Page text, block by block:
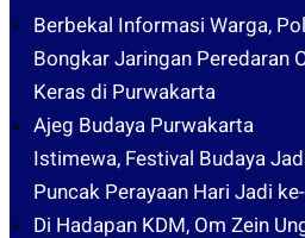
Berbekal Informasi Warga,
Bongkar Jaringan Peredaran
Keras di Purwakarta
Ajeg Budaya Purwakarta
Istimewa, Festival Budaya
Puncak Perayaan Hari Jadi
Di Hadapan KDM, Om Zein